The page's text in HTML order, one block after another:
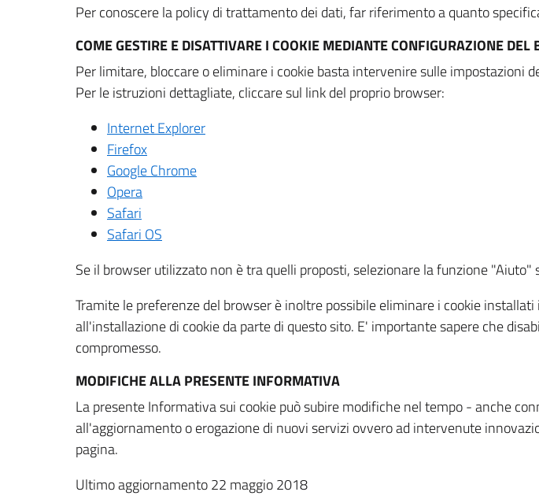
Per conoscere la policy di trattamento dei dati, far riferimento a quanto
COME GESTIRE E DISATTIVARE I COOKIE MEDIANTE CONFIGURAZIONE DEL
Per limitare, bloccare o eliminare i cookie basta intervenire sulle impostazioni
Per le istruzioni dettagliate, cliccare sul link del proprio browser:
Internet Explorer
Firefox
Google Chrome
Opera
Safari
Safari OS
Se il browser utilizzato non è tra quelli proposti, selezionare la funzione
Tramite le preferenze del browser è inoltre possibile eliminare i cookie
all'installazione di cookie da parte di questo sito. E' importante sapere che
compromesso.
MODIFICHE ALLA PRESENTE INFORMATIVA
La presente Informativa sui cookie può subire modifiche nel tempo - anche
all'aggiornamento o erogazione di nuovi servizi ovvero ad intervenute
pagina.
Ultimo aggiornamento 22 maggio 2018